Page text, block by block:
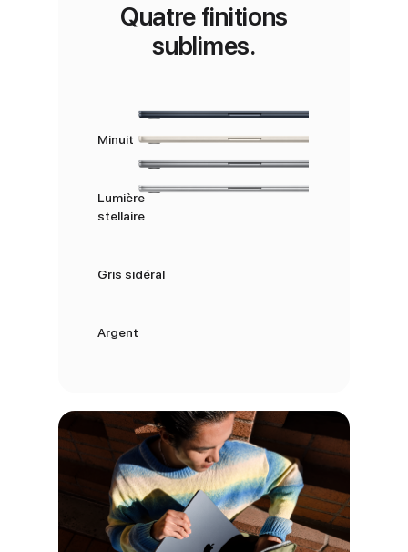
Quatre finitions
sublimes.
Minuit
Lumière
stellaire
Gris sidéral
Argent